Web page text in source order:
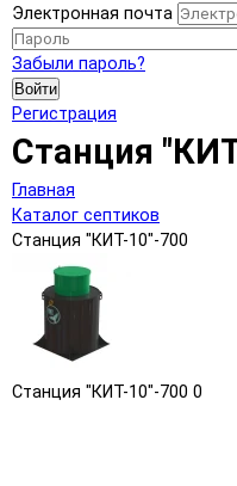
Электронная почта
Забыли пароль?
Войти
Регистрация
Станция
Главная
Каталог септиков
Станция "КИТ-10"-700
Станция "КИТ-10"-700 0